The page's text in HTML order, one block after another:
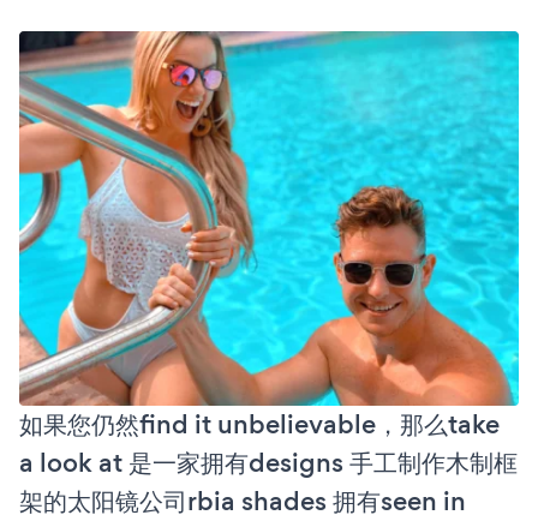
如果您仍然find it unbelievable，那么take
a look at 是一家拥有designs 手工制作木制框
架的太阳镜公司rbia shades 拥有seen in